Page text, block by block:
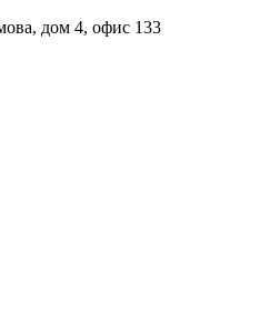
дом 4, офис 133